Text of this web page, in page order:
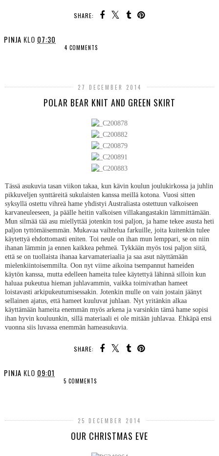
SHARE:
PINJA KLO 07:30
4 COMMENTS
27 DECEMBER 2014
POLAR BEAR KNIT AND GREEN SKIRT
Tässä asukuvia tasan viikon takaa, kun kävin koulun joulukirkossa ja juhlin
pikkuveljen synttäreitä sukulaisten kanssa meillä kotona. Vuosi sitten
syksyllä ostettu vihreä hame yhdistyi Australiasta ostettuun valkoiseen
karvaneuleeseen, ja päälle heitin valkoisen villakangastakin lämmittämään.
Mun silmää tää asu miellyttää jotenkin tosi paljon, ja hame tekee asusta heti
paljon tyttömäisemmän. Mukavaa vaihtelua farkuille, joita kuitenkin tulee
käytettyä ehdottomasti eniten. Toi neule on ihan mun lemppari, se on niin
ihanan lämmin ja ennen kaikkea pehmeä. Tykkään myös tosi paljon siitä,
että se on tuollaista ihanaa karvamateriaalia ja saa asut näyttämään
mielenkiintoisemmilta. Oon nyt viime aikoina tsempannut hameiden
käytön kanssa, mutta edelleen hameita tulee käytettyä lähinnä silloin kun
haluaa pukeutua hieman juhlavammin, vaikka toimivathan hameet
loistavasti arkipukeutumisessakin. Jotenkin mulle on vain jostain jäänyt
sellainen ajatus, että hameet kuuluvat juhlaan. Nyt yritänkin alkaa
käyttämään hameita enemmän myös arkena ja varsinkin tämä hame sopisi
ihan hyvin kouluunkin, sillä materiaali ei ole mitään juhlavaa. Ehkäpä ensi
vuonna siis luvassa enemmän hameasukuvia.
SHARE:
PINJA KLO 09:01
5 COMMENTS
25 DECEMBER 2014
OUR CHRISTMAS EVE